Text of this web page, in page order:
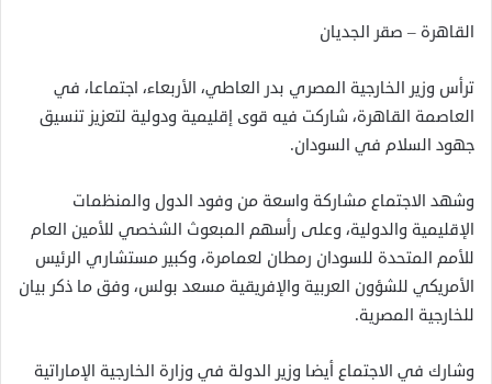
القاهرة – صقر الجديان
ترأس وزير الخارجية المصري بدر العاطي، الأربعاء، اجتماعا، في
العاصمة القاهرة، شاركت فيه قوى إقليمية ودولية لتعزيز تنسيق
جهود السلام في السودان.
وشهد الاجتماع مشاركة واسعة من وفود الدول والمنظمات
الإقليمية والدولية، وعلى رأسهم المبعوث الشخصي للأمين العام
للأمم المتحدة للسودان رمطان لعمامرة، وكبير مستشاري الرئيس
الأمريكي للشؤون العربية والإفريقية مسعد بولس، وفق ما ذكر بيان
للخارجية المصرية.
وشارك في الاجتماع أيضا وزير الدولة في وزارة الخارجية الإماراتية